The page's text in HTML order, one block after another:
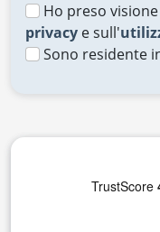
Ho preso
privacy e sull'
Sono residente